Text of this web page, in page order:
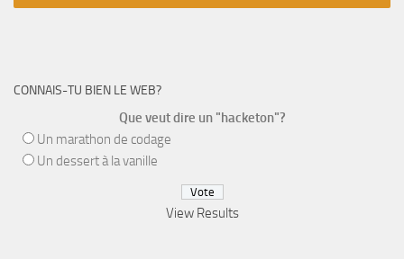
CONNAIS-TU BIEN LE WEB?
Que veut dire un "hacketon"?
Un marathon de codage
Un dessert à la vanille
View Results